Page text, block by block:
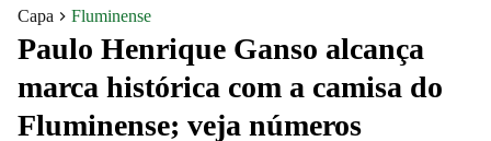
Capa Fluminense
Paulo Henrique Ganso alcança
marca histórica com a camisa do
Fluminense; veja números